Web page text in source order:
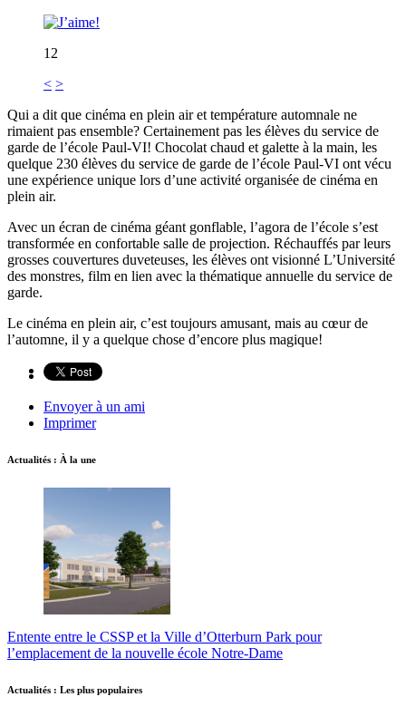
12
< >
Qui a dit que cinéma en plein air et température automnale ne
rimaient pas ensemble? Certainement pas les élèves du service de
garde de l’école Paul-VI! Chocolat chaud et galette à la main, les
quelque 230 élèves du service de garde de l’école Paul-VI ont vécu
une expérience unique lors d’une activité organisée de cinéma en
plein air.
Avec un écran de cinéma géant gonflable, l’agora de l’école s’est
transformée en confortable salle de projection. Réchauffés par leurs
grosses couvertures duveteuses, les élèves ont visionné L’Université
des monstres, film en lien avec la thématique annuelle du service de
garde.
Le cinéma en plein air, c’est toujours amusant, mais au cœur de
l’automne, il y a quelque chose d’encore plus magique!
Envoyer à un ami
Imprimer
Actualités : À la une
Entente entre le CSSP et la Ville d’Otterburn Park pour
l’emplacement de la nouvelle école Notre-Dame
Actualités : Les plus populaires